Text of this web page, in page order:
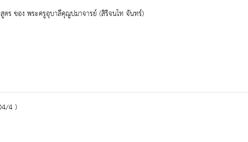
ร ของ พระครูอุบาลีคุณูปมาจารย์ (สิริจนโท จันทร์)
4 )